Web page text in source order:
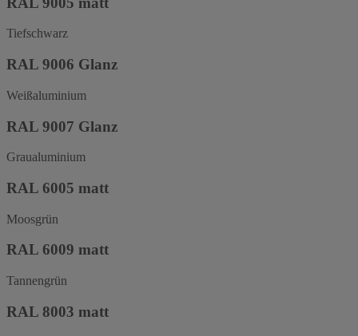
Tiefschwarz
RAL 9006 Glanz
Weißaluminium
RAL 9007 Glanz
Graualuminium
RAL 6005 matt
Moosgrün
RAL 6009 matt
Tannengrün
RAL 8003 matt